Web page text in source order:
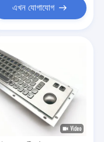
এখন যোগাযোগ